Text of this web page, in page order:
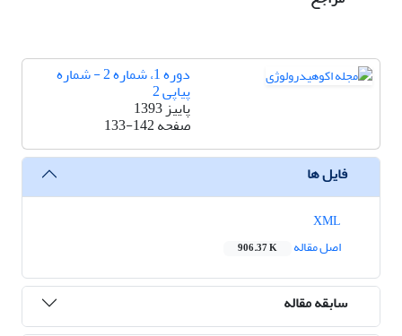
دوره 1، شماره 2 - شماره
پیاپی 2
پاییز 1393
صفحه133-142
فایل ها
اصل مقاله
906.37 K
سابقه مقاله